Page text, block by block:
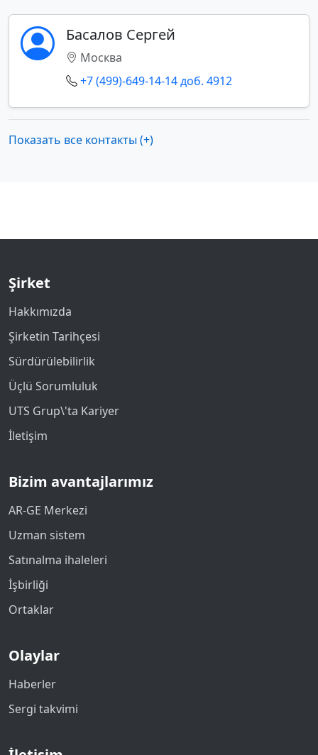
Басалов Сергей
Москва
+7 (499)-649-14-14 доб. 4912
Показать все контакты (+)
Şirket
Hakkımızda
Şirketin Tarihçesi
Sürdürülebilirlik
Üçlü Sorumluluk
UTS Grup\'ta Kariyer
İletişim
Bizim avantajlarımız
AR-GE Merkezi
Uzman sistem
Satınalma ihaleleri
İşbirliği
Ortaklar
Olaylar
Haberler
Sergi takvimi